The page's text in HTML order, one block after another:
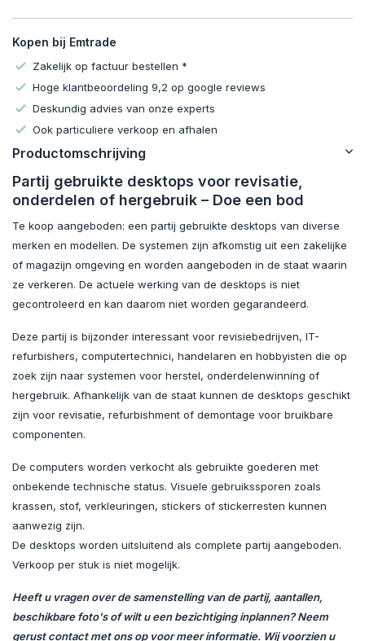
Kopen bij Emtrade
Zakelijk op factuur bestellen *
Hoge klantbeoordeling 9,2 op google reviews
Deskundig advies van onze experts
Ook particuliere verkoop en afhalen
Productomschrijving
Partij gebruikte desktops voor revisatie,
onderdelen of hergebruik – Doe een bod
Te koop aangeboden: een partij gebruikte desktops van diverse
merken en modellen. De systemen zijn afkomstig uit een zakelijke
of magazijn omgeving en worden aangeboden in de staat waarin
ze verkeren. De actuele werking van de desktops is niet
gecontroleerd en kan daarom niet worden gegarandeerd.
Deze partij is bijzonder interessant voor revisiebedrijven, IT-
refurbishers, computertechnici, handelaren en hobbyisten die op
zoek zijn naar systemen voor herstel, onderdelenwinning of
hergebruik. Afhankelijk van de staat kunnen de desktops geschikt
zijn voor revisatie, refurbishment of demontage voor bruikbare
componenten.
De computers worden verkocht als gebruikte goederen met
onbekende technische status. Visuele gebruikssporen zoals
krassen, stof, verkleuringen, stickers of stickerresten kunnen
aanwezig zijn.
De desktops worden uitsluitend als complete partij aangeboden.
Verkoop per stuk is niet mogelijk.
Heeft u vragen over de samenstelling van de partij, aantallen,
beschikbare foto's of wilt u een bezichtiging inplannen? Neem
gerust contact met ons op voor meer informatie. Wij voorzien u